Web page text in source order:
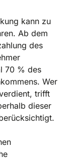
kann zu
Ab dem
des
70 % des
Wer
trifft
dieser